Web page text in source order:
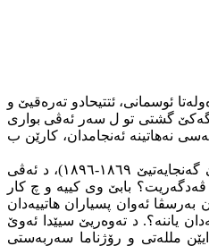
ئوسمانی، ئتتیحادو تەرەقیێ و
گشتی تو ل سەر ئەڤی بواری
نەهاتینە ئەنجامدان، کارێن ب
ئەڤ ڤەکۆلینە هاتییە پارڤەکرن ل سەر چار تەوەران، ئەڤ تەوەرە ژی هاتینە دابەشکرن ل سەر هندەک خالێن بچووکتر، د تەوەرێ ئێکێدا ئەوێ ل ژێر ناڤێ(خێزان و ژییێ گەنجایەتیێ ١٨٦٩-١٨٩٦)، د ئەڤی
بابێ وی کییە و چ کار
هاتییەکرن، هەردیسان بەرسڤا ئەوان پسیاران هاتییەدان
یاننە؟. د تەوەریێ سیێدا ئەوێ
کومەلا فیدایێن مللەتی و رۆژناما سەربەستی